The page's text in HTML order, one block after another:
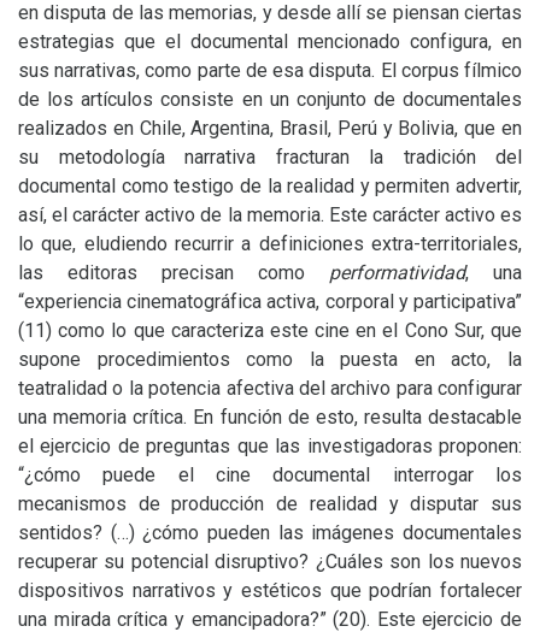
en disputa de las memorias, y desde allí se piensan ciertas
estrategias que el documental mencionado configura, en
sus narrativas, como parte de esa disputa. El corpus fílmico
de los artículos consiste en un conjunto de documentales
realizados en Chile, Argentina, Brasil, Perú y Bolivia, que en
su metodología narrativa fracturan la tradición del
documental como testigo de la realidad y permiten advertir,
así, el carácter activo de la memoria. Este carácter activo es
lo que, eludiendo recurrir a definiciones extra-territoriales,
las editoras precisan como performatividad, una
“experiencia cinematográfica activa, corporal y participativa”
(11) como lo que caracteriza este cine en el Cono Sur, que
supone procedimientos como la puesta en acto, la
teatralidad o la potencia afectiva del archivo para configurar
una memoria crítica. En función de esto, resulta destacable
el ejercicio de preguntas que las investigadoras proponen:
“¿cómo puede el cine documental interrogar los
mecanismos de producción de realidad y disputar sus
sentidos? (…) ¿cómo pueden las imágenes documentales
recuperar su potencial disruptivo? ¿Cuáles son los nuevos
dispositivos narrativos y estéticos que podrían fortalecer
una mirada crítica y emancipadora?” (20). Este ejercicio de